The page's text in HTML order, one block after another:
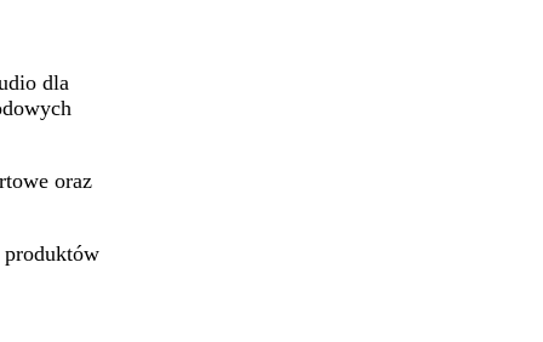
dla
oraz
produktów